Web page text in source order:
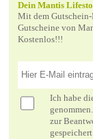
Dein Mantis
Mit dem
Gutscheine von
Kostenlos!!!
Ich habe
zur